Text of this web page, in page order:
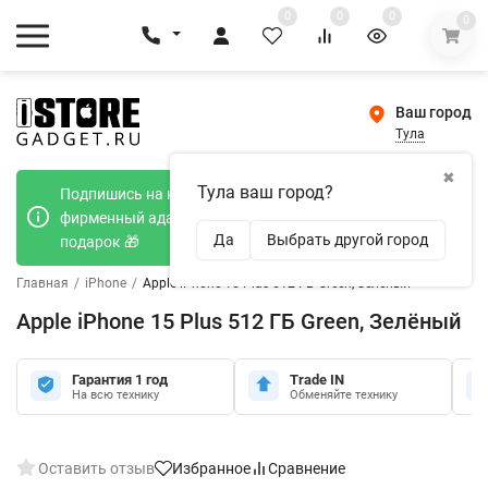
0 0 0 0
Ваш город
Тула
✖
Тула ваш город?
Да Выбрать другой город
Подпишись на наш телеграмм канал и получи
фирменный адаптер Type-C 20W при покупке в
подарок 🎁
Главная / iPhone / Apple iPhone 15 Plus 512 ГБ Green, Зелёный
Apple iPhone 15 Plus 512 ГБ Green, Зелёный
Гарантия 1 год
На всю технику
Trade IN
Обменяйте технику
Оставить отзыв Избранное Сравнение